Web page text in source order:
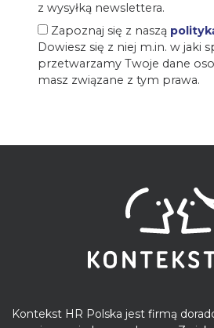
z wysyłką newslettera.
Zapoznaj się z naszą
Dowiesz się z niej m.in. w jaki
przetwarzamy Twoje dane
masz związane z tym prawa.
Kontekst HR Polska jest firmą